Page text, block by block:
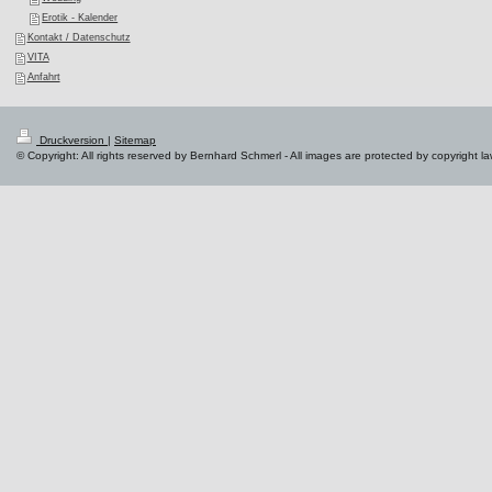
Erotik - Kalender
Kontakt / Datenschutz
VITA
Anfahrt
Druckversion | Sitemap
© Copyright: All rights reserved by Bernhard Schmerl - All images are protected by copyright